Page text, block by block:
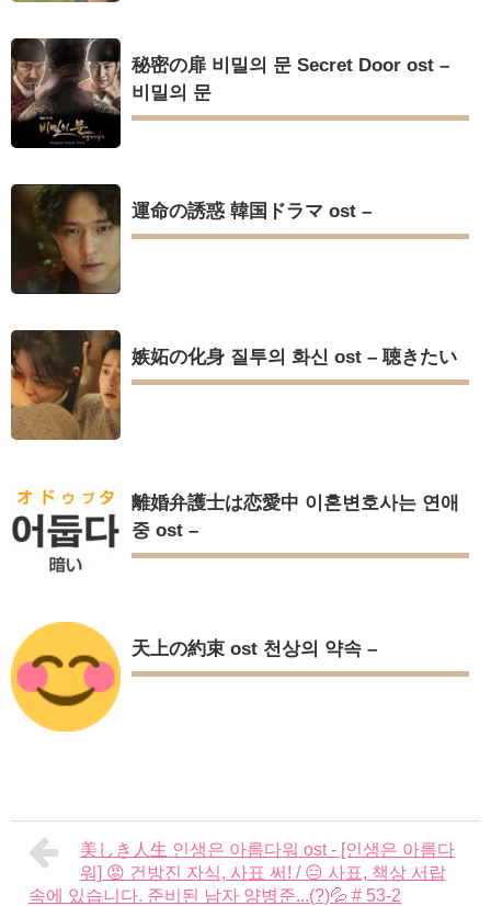
秘密の扉 비밀의 문 Secret Door ost –
비밀의 문
運命の誘惑 韓国ドラマ ost –
嫉妬の化身 질투의 화신 ost – 聴きたい
離婚弁護士は恋愛中 이혼변호사는 연애
중 ost –
天上の約束 ost 천상의 약속 –
美しき人生 인생은 아름다워 ost - [인생은 아름다
워] 😡 건방진 자식, 사표 써! / 😑 사표, 책상 서랍
속에 있습니다. 준비된 남자 양병준...(?)💦 # 53-2